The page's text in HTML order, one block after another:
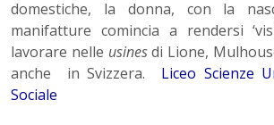
domestiche, la donna, con la
manifatture comincia a rendersi
lavorare nelle usinesdi Lione,
anche in Svizzera. Liceo Scienze
Sociale